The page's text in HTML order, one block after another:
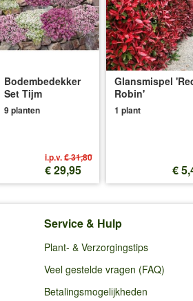
Bodembedekker
Set Tijm
9 planten
i.p.v.€ 31,80
€ 29,95
Glansmispel
Robin'
1 plant
€
Service & Hulp
Plant- & Verzorgingstips
Veel gestelde vragen (FAQ)
Betalingsmogelijkheden